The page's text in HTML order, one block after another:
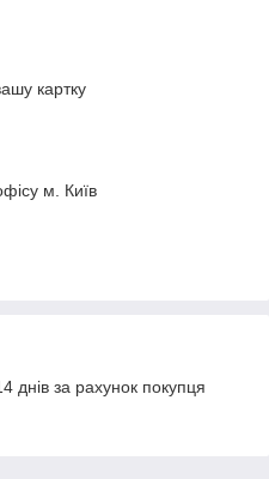
картку
м. Київ
днів за рахунок покупця